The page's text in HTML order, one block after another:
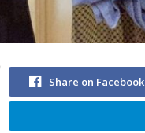
Share on Facebook